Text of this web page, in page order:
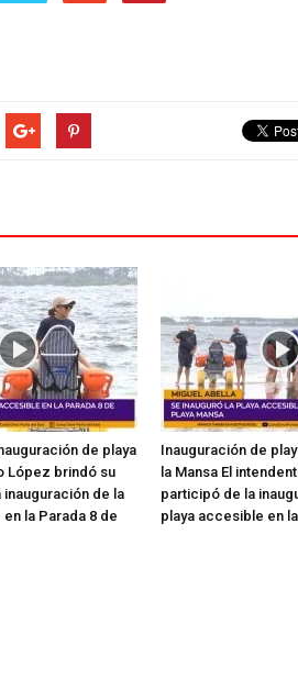
de playa
López brindó su
de la
la Parada 8 de
Inauguración de
la Mansa El
participó de la
playa accesible en